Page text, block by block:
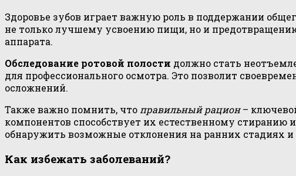
Здоровье зубов играет важную роль в поддержании
не только лучшему усвоению пищи, но и
аппарата.
Обследование ротовой полости должно стать
для профессионального осмотра. Это позволит
осложнений.
Также важно помнить, чтоправильный рацион–
компонентов способствует их естественному
обнаружить возможные отклонения на ранних стадиях и
Как избежать заболеваний?